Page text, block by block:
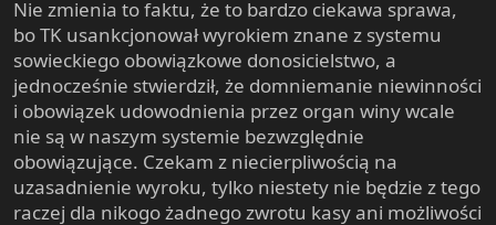
Nie zmienia to faktu, że to bardzo ciekawa sprawa,
bo TK usankcjonował wyrokiem znane z systemu
sowieckiego obowiązkowe donosicielstwo, a
jednocześnie stwierdził, że domniemanie niewinności
i obowiązek udowodnienia przez organ winy wcale
nie są w naszym systemie bezwzględnie
obowiązujące. Czekam z niecierpliwością na
uzasadnienie wyroku, tylko niestety nie będzie z tego
raczej dla nikogo żadnego zwrotu kasy ani możliwości